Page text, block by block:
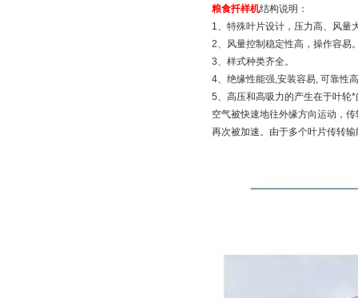
粮食扦样机结构说明：
1、特殊叶片设计，压力高、风量
2、风量控制稳定性高，操作容易
3、样式种类齐全。
4、绝缘性能强,安装容易, 可靠性
5、高压和高吸力的产生在于叶轮
空气被快速地往外缘方向运动，
再次被加速。由于多个叶片传转